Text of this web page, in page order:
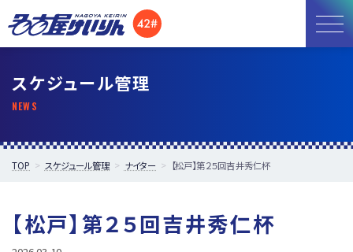
開催日程
施設紹介
所属選手
スケジュール管理
TOP スケジュール管理 ナイター 【松戸】第２５回吉井秀仁杯
【松戸】第２５回吉井秀仁杯